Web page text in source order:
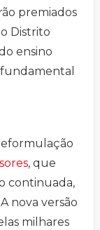
premiados
Distrito
ensino
, que
continuada,
nova versão
milhares